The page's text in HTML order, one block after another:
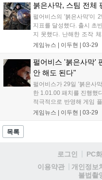
붉은사막, 스팀 전체
펄어비스의 '붉은사막'이
지표를 달성했다. 출시 초
지 못했다. 난해한 조작
인터페이스(UI) 및 유저 경
출시 직후 유저 평가 역시...
게임뉴스 | 이두현 03-29
펄어비스 '붉은사막'
안 해도 된다"
펄어비스가 29일 '붉은사
한 1.01.00 패치를 진행했
적극적으로 반영해 게임
었다. 가장 눈에 띄는 변
게임뉴스 | 이두현 03-29
목록
로그인 PC
이용약관
개인정보
불법촬